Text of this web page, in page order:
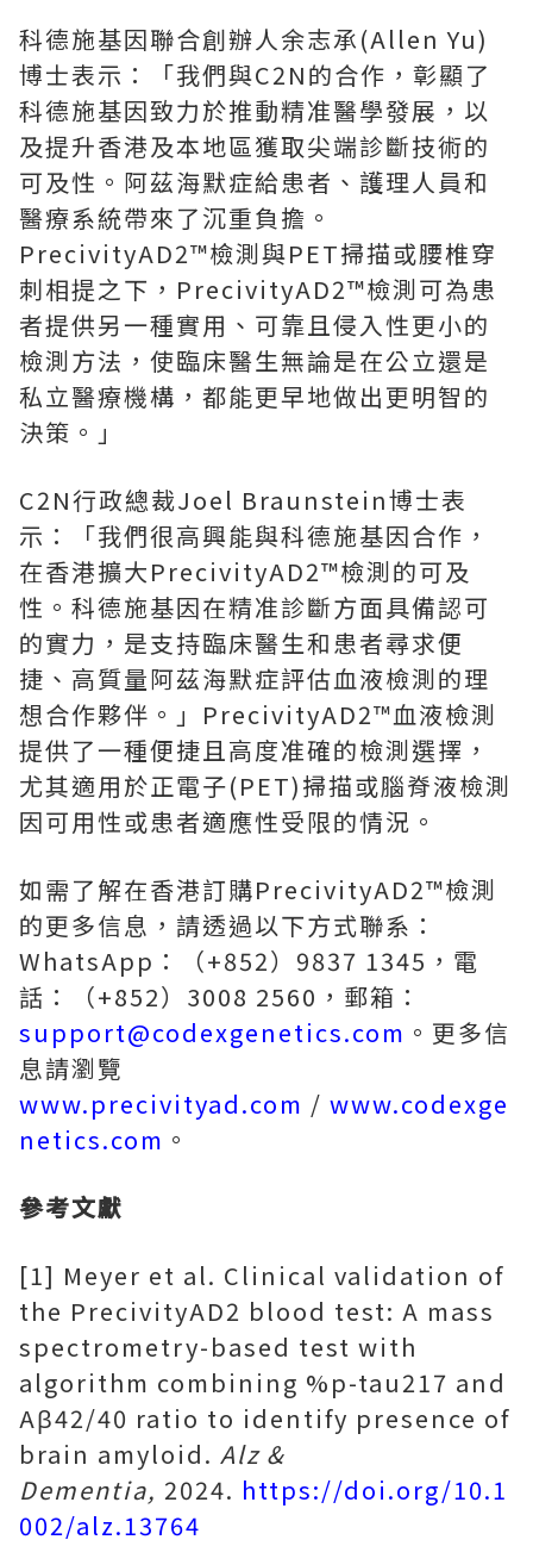
科德施基因聯合創辦人余志承(Allen Yu)
博士表示：「我們與C2N的合作，彰顯了
科德施基因致力於推動精准醫學發展，以
及提升香港及本地區獲取尖端診斷技術的
可及性。阿茲海默症給患者、護理人員和
醫療系統帶來了沉重負擔。
PrecivityAD2™檢測與PET掃描或腰椎穿
刺相提之下，PrecivityAD2™檢測可為患
者提供另一種實用、可靠且侵入性更小的
檢測方法，使臨床醫生無論是在公立還是
私立醫療機構，都能更早地做出更明智的
決策。」
C2N行政總裁Joel Braunstein博士表
示：「我們很高興能與科德施基因合作，
在香港擴大PrecivityAD2™檢測的可及
性。科德施基因在精准診斷方面具備認可
的實力，是支持臨床醫生和患者尋求便
捷、高質量阿茲海默症評估血液檢測的理
想合作夥伴。」PrecivityAD2™血液檢測
提供了一種便捷且高度准確的檢測選擇，
尤其適用於正電子(PET)掃描或腦脊液檢測
因可用性或患者適應性受限的情況。
如需了解在香港訂購PrecivityAD2™檢測
的更多信息，請透過以下方式聯系：
WhatsApp：（+852）9837 1345，電
話：（+852）3008 2560，郵箱：
support@codexgenetics.com 。更多信
息請瀏覽
www.precivityad.com / www.codexge
netics.com 。
參考文獻
[1] Meyer et al. Clinical validation of
the PrecivityAD2 blood test: A mass
spectrometry-based test with
algorithm combining %p-tau217 and
Aβ42/40 ratio to identify presence of
brain amyloid. Alz &
Dementia, 2024. https://doi.org/10.1
002/alz.13764